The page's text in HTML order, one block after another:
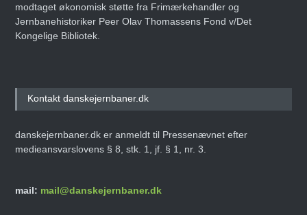
modtaget økonomisk støtte fra Frimærkehandler og
Jernbanehistoriker Peer Olav Thomassens Fond v/Det
Kongelige Bibliotek.
Kontakt danskejernbaner.dk
danskejernbaner.dk er anmeldt til Pressenævnet efter
medieansvarslovens § 8, stk. 1, jf. § 1, nr. 3.
mail: mail@danskejernbaner.dk